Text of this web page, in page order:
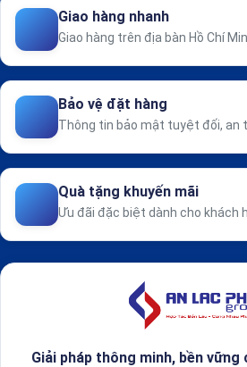
Giao hàng nhanh
Giao hàng trên địa bàn Hồ Chí
Bảo vệ đặt hàng
Thông tin bảo mật tuyệt đối, an
Quà tặng khuyến mãi
Ưu đãi đặc biệt dành cho khách
Giải pháp thông minh, bền